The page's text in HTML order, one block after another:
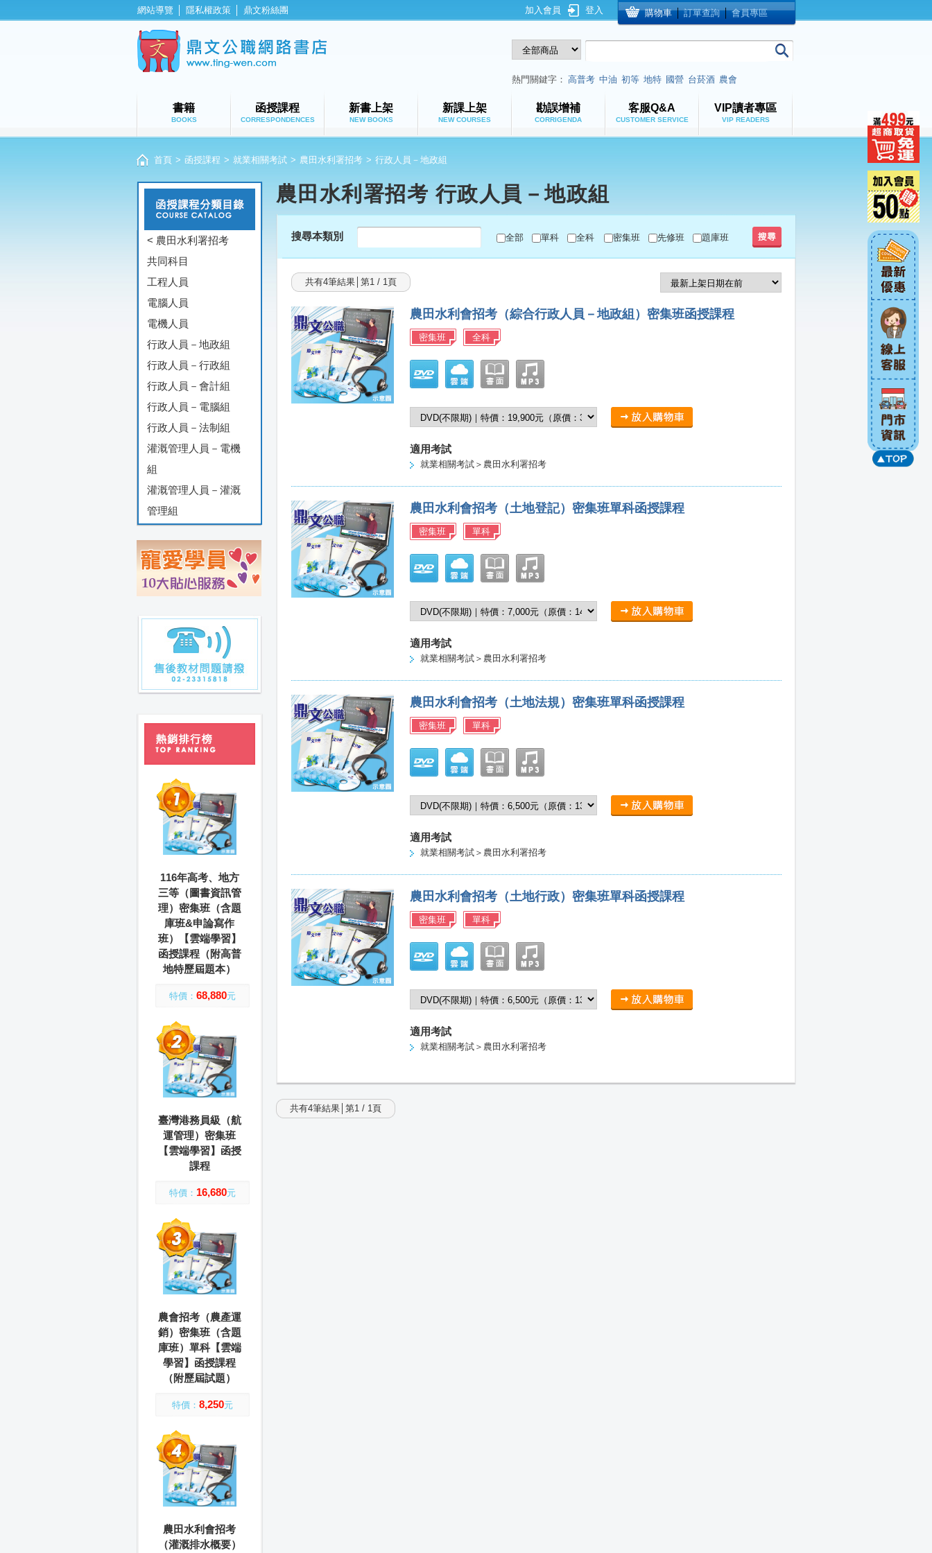
網站導覽 隱私權政策 鼎文粉絲團 購物車 │訂單查詢 │會員專區
登入
加入會員
鼎文公職網路書店
熱門關鍵字： 高普考 中油 初等 地特 國營 台菸酒 農會
書籍
BOOKS
函授課程
CORRESPONDENCES
新書上架
NEW BOOKS
新課上架
NEW COURSES
勘誤增補
CORRIGENDA
客服Q&A
CUSTOMER SERVICE
VIP讀者專區
VIP READERS
首頁 > 函授課程 > 就業相關考試 > 農田水利署招考 > 行政人員－地政組
< 農田水利署招考
共同科目
工程人員
電腦人員
電機人員
行政人員－地政組
行政人員－行政組
行政人員－會計組
行政人員－電腦組
行政人員－法制組
灌溉管理人員－電機
組
灌溉管理人員－灌溉
管理組
116年高考、地方
三等（圖書資訊管
理）密集班（含題
庫班&申論寫作
班）【雲端學習】
函授課程（附高普
地特歷屆題本）
特價： 68,880元
臺灣港務員級（航
運管理）密集班
【雲端學習】函授
課程
特價： 16,680元
農會招考（農產運
銷）密集班（含題
庫班）單科【雲端
學習】函授課程
（附歷屆試題）
特價： 8,250元
農田水利會招考
（灌溉排水概要）
農田水利署招考 行政人員－地政組
搜尋本類別 全部 單科 全科 密集班 先修班 題庫班
共有4筆結果│第1 / 1頁
農田水利會招考（綜合行政人員－地政組）密集班函授課程
密集班 全科
適用考試
就業相關考試＞農田水利署招考
農田水利會招考（土地登記）密集班單科函授課程
密集班 單科
適用考試
就業相關考試＞農田水利署招考
農田水利會招考（土地法規）密集班單科函授課程
密集班 單科
適用考試
就業相關考試＞農田水利署招考
農田水利會招考（土地行政）密集班單科函授課程
密集班 單科
適用考試
就業相關考試＞農田水利署招考
共有4筆結果│第1 / 1頁